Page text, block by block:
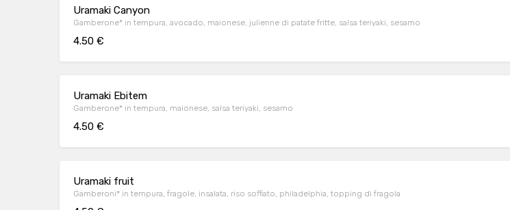
Uramaki Canyon
Gamberone* in tempura, avocado, maionese, julienne di patate fritte, salsa teriyaki, sesamo
4.50 €
Uramaki Ebitem
Gamberone* in tempura, maionese, salsa teriyaki, sesamo
4.50 €
Uramaki fruit
Gamberoni* in tempura, fragole, insalata, riso soffiato, philadelphia, topping di fragola